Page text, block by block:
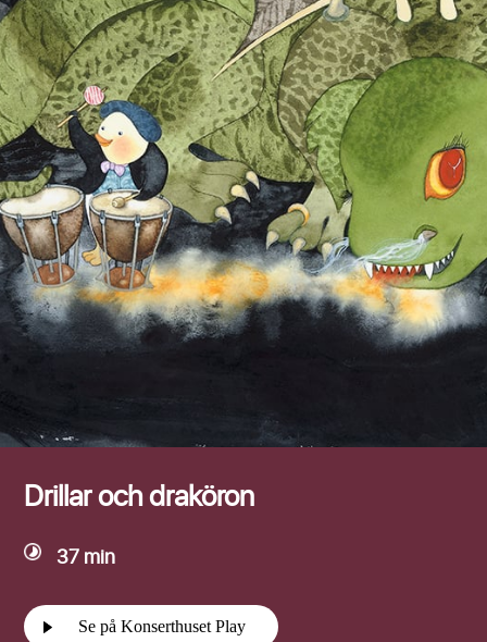
E-post
Förnamn
Efternamn
Drillar och draköron
37 min
Se på Konserthuset Play